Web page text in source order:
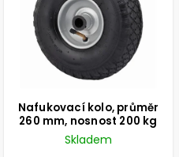
Nafukovací kolo, průměr
260 mm, nosnost 200 kg
Skladem